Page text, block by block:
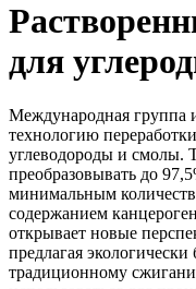
для
Международная группа
технологию
углеводороды и смолы.
преобразовывать до
минимальным
содержанием
открывает новые
предлагая
традиционному